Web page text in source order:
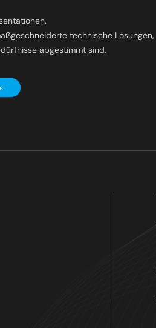
technische Lösungen,
abgestimmt sind.